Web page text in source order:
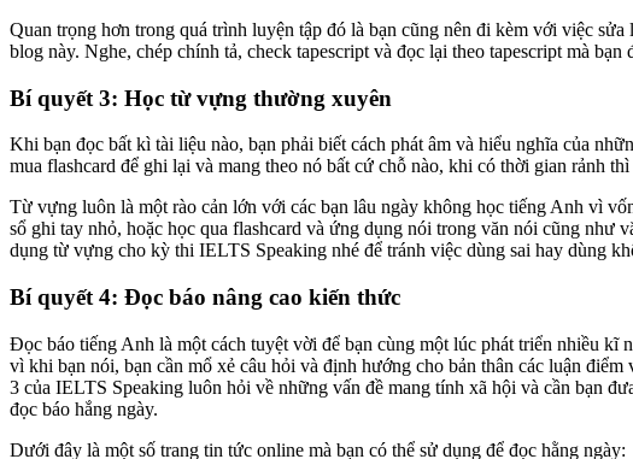
Quan trọng hơn trong quá trình luyện tập đó là bạn cũng nên đi kèm với việc
blog này. Nghe, chép chính tả, check tapescript và đọc lại theo tapescript mà
Bí quyết 3: Học từ vựng thường xuyên
Khi bạn đọc bất kì tài liệu nào, bạn phải biết cách phát âm và hiểu nghĩa của
mua flashcard để ghi lại và mang theo nó bất cứ chỗ nào, khi có thời gian rảnh
Từ vựng luôn là một rào cản lớn với các bạn lâu ngày không học tiếng Anh vì
sổ ghi tay nhỏ, hoặc học qua flashcard và ứng dụng nói trong văn nói cũng
dụng từ vựng cho kỳ thi IELTS Speaking nhé để tránh việc dùng sai hay dùng
Bí quyết 4: Đọc báo nâng cao kiến thức
Đọc báo tiếng Anh là một cách tuyệt vời để bạn cùng một lúc phát triển nhiều
vì khi bạn nói, bạn cần mổ xẻ câu hỏi và định hướng cho bản thân các luận
3 của IELTS Speaking luôn hỏi về những vấn đề mang tính xã hội và cần bạn
đọc báo hắng ngày.
Dưới đây là một số trang tin tức online mà bạn có thể sử dụng để đọc hằng ngày: